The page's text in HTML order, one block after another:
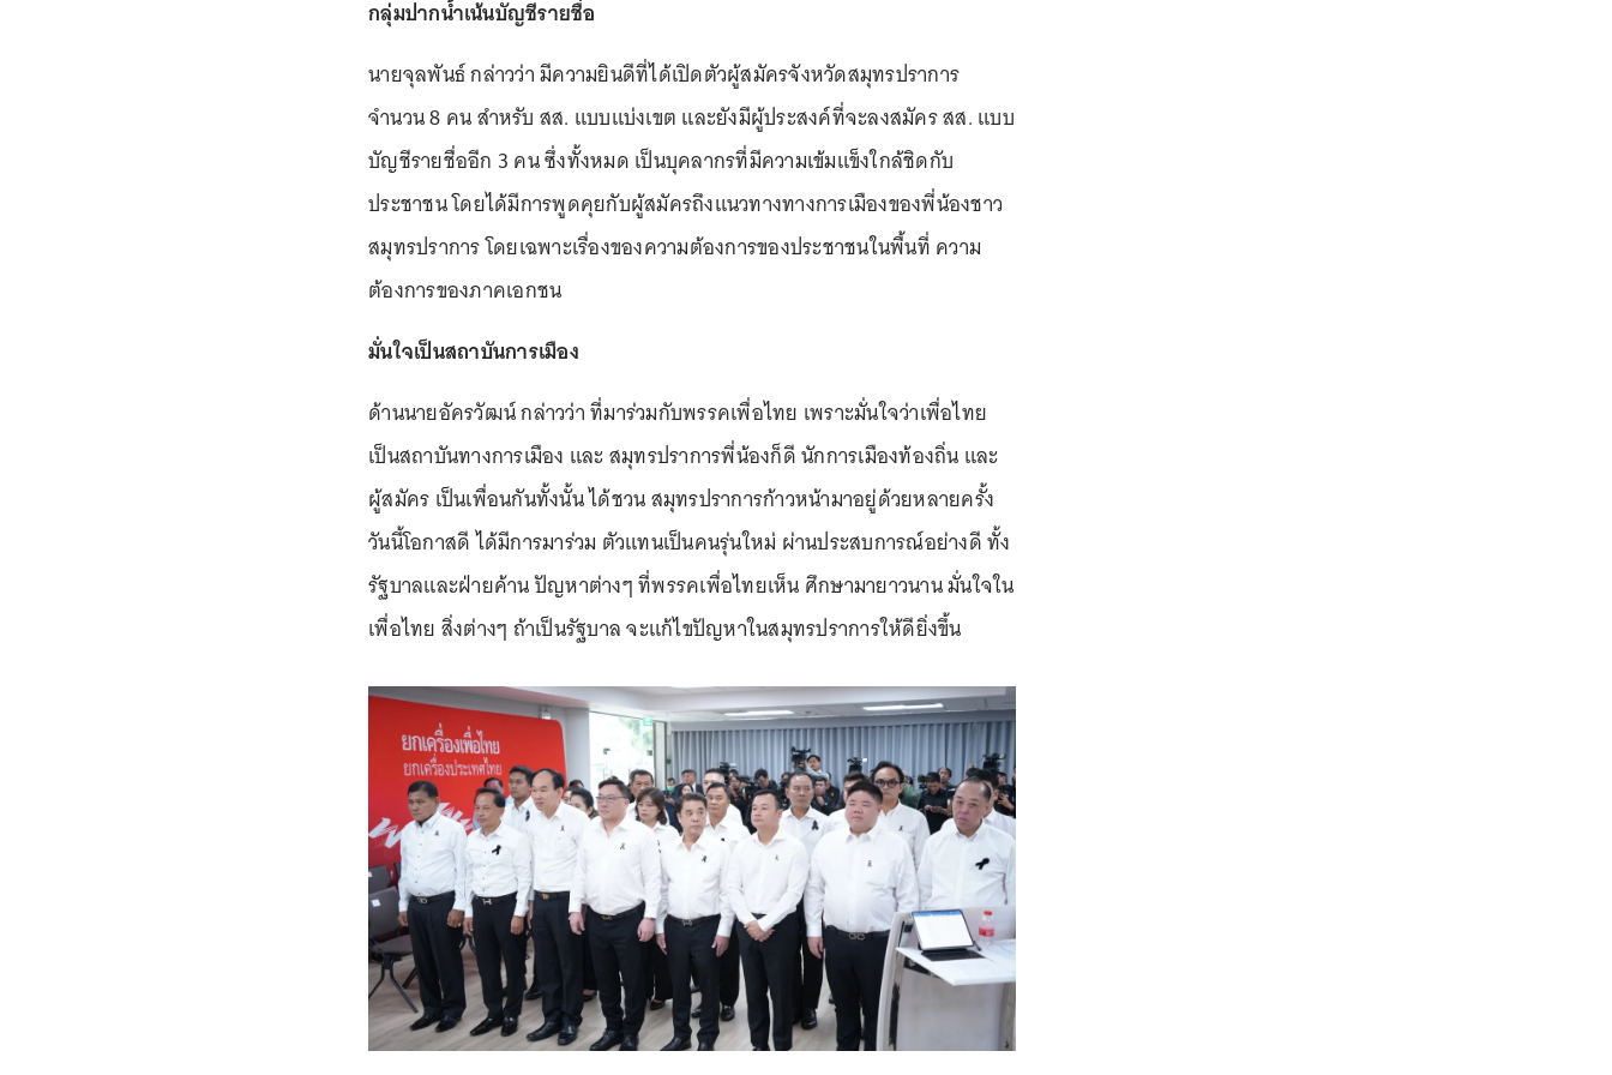
กลุ่มปากน้ำเน้นบัญชีรายชื่อ
นายจุลพันธ์ กล่าวว่า มีความยินดีที่ได้เปิดตัวผู้สมัครจังหวัดสมุทรปราการ
จำนวน 8 คน สำหรับ สส. แบบแบ่งเขต และยังมีผู้ประสงค์ที่จะลงสมัคร สส. แบบ
บัญชีรายชื่ออีก 3 คน ซึ่งทั้งหมด เป็นบุคลากรที่มีความเข้มแข็งใกล้ชิดกับ
ประชาชน โดยได้มีการพูดคุยกับผู้สมัครถึงแนวทางทางการเมืองของพี่น้องชาว
สมุทรปราการ โดยเฉพาะเรื่องของความต้องการของประชาชนในพื้นที่ ความ
ต้องการของภาคเอกชน
มั่นใจเป็นสถาบันการเมือง
ด้านนายอัครวัฒน์ กล่าวว่า ที่มาร่วมกับพรรคเพื่อไทย เพราะมั่นใจว่าเพื่อไทย
เป็นสถาบันทางการเมือง และ สมุทรปราการพี่น้องก็ดี นักการเมืองท้องถิ่น และ
ผู้สมัคร เป็นเพื่อนกันทั้งนั้น ได้ชวน สมุทรปราการก้าวหน้ามาอยู่ด้วยหลายครั้ง
วันนี้โอกาสดี ได้มีการมาร่วม ตัวแทนเป็นคนรุ่นใหม่ ผ่านประสบการณ์อย่างดี ทั้ง
รัฐบาลและฝ่ายค้าน ปัญหาต่างๆ ที่พรรคเพื่อไทยเห็น ศึกษามายาวนาน มั่นใจใน
เพื่อไทย สิ่งต่างๆ ถ้าเป็นรัฐบาล จะแก้ไขปัญหาในสมุทรปราการให้ดียิ่งขึ้น